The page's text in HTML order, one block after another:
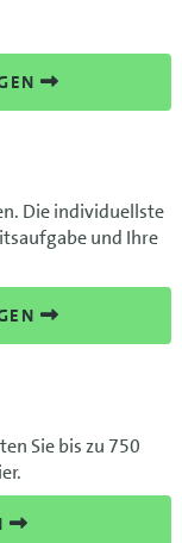
Die individuellste
und Ihre
Sie bis zu 750